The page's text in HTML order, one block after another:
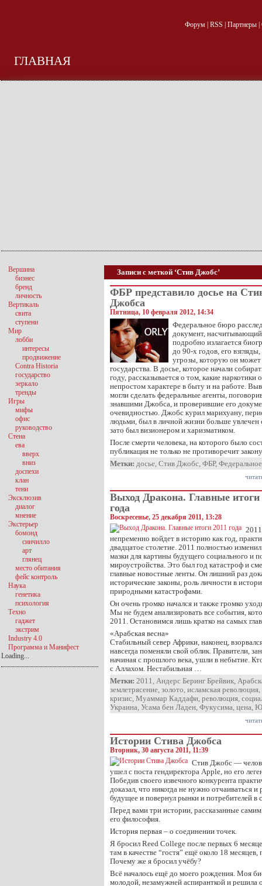
Форум| RSS Партнеры|
ГЛАВНАЯ
Записи с меткой ‘Стив Джобс’
ФБР представило досье на
Джобса
Пятница, 10 февраля 2012, 14:34
Федеральное бюро
документ,
подробно излагается
до 90-х годов, его
угрозы, которую он может
государства. В досье, которое начали
году, рассказывается о том, какие наркотики
непростом характере в быту и на работе.
могли сделать федеральные агенты,
знавшими Джобса, и проверившие его
очевидностью. Джобс курил марихуану,
людьми, был в личной жизни больше увлечен
зато был визионером и харизматиком.
После смерти человека, на которого было
публикация не только не противоречит
Метки: досье, Стив Джобс, ФБР,
Выход Дракона. Главные итоги
года
Воскресенье, 25 декабря 2011, 13:28
непременно войдет в историю как год,
двадцатое столетие. 2011 полностью
мазки для картины будущего социального и
мироустройства. Это был год катастроф и
главные новостные ленты. Он лишний раз
исторические законы, роль личности в
природными катастрофами.
Он очень громко начался и также громко
Мы не будем анализировать все события,
2011. Остановимся лишь кратко на самых
«Арабская весна»
Стабильный север Африки, наконец,
навсегда поменяли свой облик. Правители,
начиная с прошлого века, ушли в небытие.
с Аллахом. Нестабильная …
Метки: 2011, Андерс Беринг Брейвик,
землетрясение, золото, исламская революция,
кризис, Муаммар Каддафи, революция,
Украина, Усама бен Ладен, Фукусима, цена,
Истории Стива Джобса
Вторник, 30 августа 2011, 11:39
Стив Джобс —
ушел с поста гендиректора Apple, но его
Победив своего извечного конкурента
доказал, что никогда не нужно отчаиваться и
будущее и повернул рынки и потребителей в
Перед вами три истории, рассказанные
его философия.
История первая – о соединении точек.
Я бросил Reed College после первых 6
там в качестве “гостя” ещё около 18
Почему же я бросил учёбу?
Всё началось ещё до моего рождения. Моя
молодой, незамужней аспиранткой и решила
Вершина
бизнес
бренд
личность
Вертикаль
свита
ступени
Мир
лобби
интересы
продвижение
Contra Historia
государство
зеркало
тренды
Игры
мифы
офис
руководство
Стена
ева
вверх
вниз
доспехи
клан
тени
Эксклюзив
диалог
мнение
Экстерьер
бомонд
синчилло
арт
глянец
место обитания
фейс контроль
Наука
генетика
психология
Техно
гаджет
экстрим
Industry 4.0
Программа и Манифест
Loading...